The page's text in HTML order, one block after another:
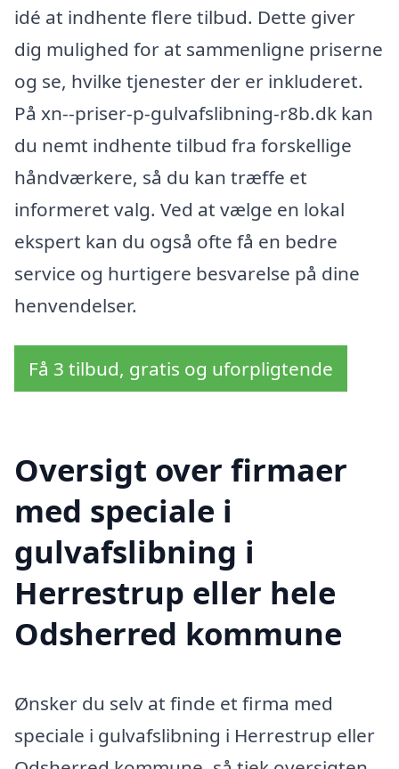
idé at indhente flere tilbud. Dette giver
dig mulighed for at sammenligne priserne
og se, hvilke tjenester der er inkluderet.
På xn--priser-p-gulvafslibning-r8b.dk kan
du nemt indhente tilbud fra forskellige
håndværkere, så du kan træffe et
informeret valg. Ved at vælge en lokal
ekspert kan du også ofte få en bedre
service og hurtigere besvarelse på dine
henvendelser.
Få 3 tilbud, gratis og uforpligtende
Oversigt over firmaer
med speciale i
gulvafslibning i
Herrestrup eller hele
Odsherred kommune
Ønsker du selv at finde et firma med
speciale i gulvafslibning i Herrestrup eller